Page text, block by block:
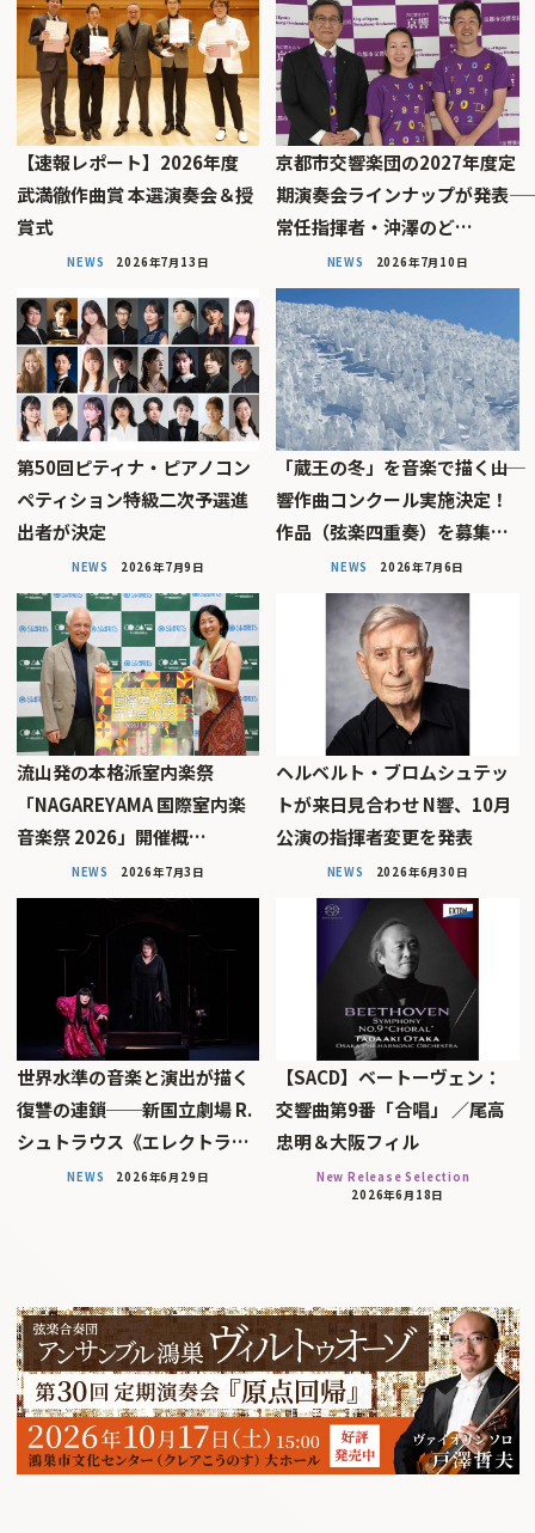
【速報レポート】2026年度
武満徹作曲賞 本選演奏会＆授
賞式
NEWS 2026年7月13日
京都市交響楽団の2027年度定
期演奏会ラインナップが発表――
常任指揮者・沖澤のど…
NEWS 2026年7月10日
第50回ピティナ・ピアノコン
ペティション特級二次予選進
出者が決定
NEWS 2026年7月9日
「蔵王の冬」を音楽で描く――山
響作曲コンクール実施決定！
作品（弦楽四重奏）を募集…
NEWS 2026年7月6日
流山発の本格派室内楽祭
「NAGAREYAMA 国際室内楽
音楽祭 2026」開催概…
NEWS 2026年7月3日
ヘルベルト・ブロムシュテッ
トが来日見合わせ N響、10月
公演の指揮者変更を発表
NEWS 2026年6月30日
世界水準の音楽と演出が描く
復讐の連鎖──新国立劇場 R.
シュトラウス《エレクトラ…
NEWS 2026年6月29日
【SACD】ベートーヴェン：
交響曲第9番「合唱」 ／尾高
忠明＆大阪フィル
New Release Selection
2026年6月18日